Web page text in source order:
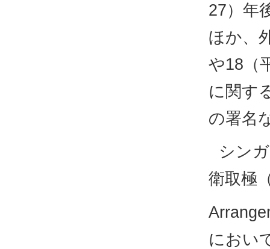
27）年
ほか、
や18（
に関す
の署名
シン
衛取極
におい